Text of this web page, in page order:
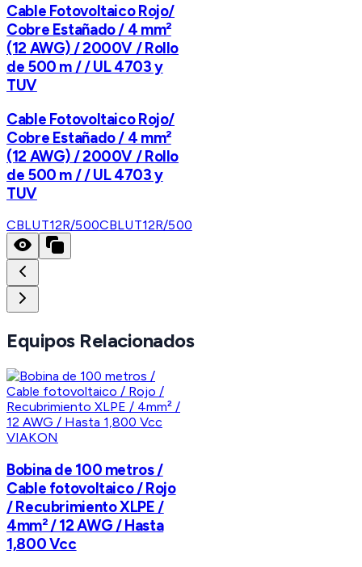
Cable Fotovoltaico Rojo/
Cobre Estañado / 4 mm²
(12 AWG) / 2000V / Rollo
de 500 m / / UL 4703 y
TUV
Cable Fotovoltaico Rojo/
Cobre Estañado / 4 mm²
(12 AWG) / 2000V / Rollo
de 500 m / / UL 4703 y
TUV
CBLUT12R/500CBLUT12R/500
Equipos Relacionados
VIAKON
Bobina de 100 metros /
Cable fotovoltaico / Rojo
/ Recubrimiento XLPE /
4mm² / 12 AWG / Hasta
1,800 Vcc